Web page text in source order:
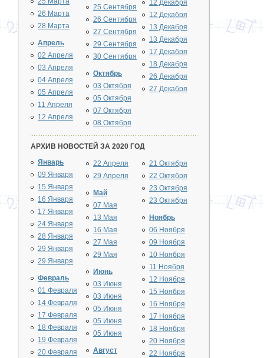
26 Марта
28 Марта
Апрель
02 Апреля
03 Апреля
04 Апреля
05 Апреля
11 Апреля
12 Апреля
25 Сентября
26 Сентября
27 Сентября
29 Сентября
30 Сентября
Октябрь
03 Октября
05 Октября
07 Октября
08 Октября
12 Декабря
12 Декабря
13 Декабря
13 Декабря
17 Декабря
18 Декабря
26 Декабря
27 Декабря
АРХИВ НОВОСТЕЙ ЗА 2020 ГОД
Январь
09 Января
15 Января
16 Января
17 Января
24 Января
28 Января
29 Января
29 Января
Февраль
01 Февраля
14 Февраля
17 Февраля
18 Февраля
19 Февраля
20 Февраля
22 Апреля
29 Апреля
Май
07 Мая
13 Мая
16 Мая
27 Мая
29 Мая
Июнь
03 Июня
03 Июня
05 Июня
05 Июня
05 Июня
Август
21 Октября
22 Октября
23 Октября
23 Октября
Ноябрь
06 Ноября
09 Ноября
10 Ноября
11 Ноября
12 Ноября
15 Ноября
16 Ноября
17 Ноября
18 Ноября
20 Ноября
22 Ноября